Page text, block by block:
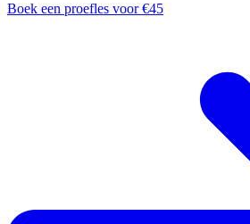
Boek een proefles voor €45